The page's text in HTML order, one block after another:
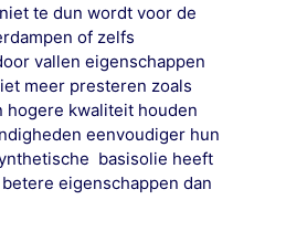
te dun wordt voor de
of zelfs
vallen eigenschappen
meer presteren zoals
hogere kwaliteit houden
eenvoudiger hun
basisolie heeft
eigenschappen dan